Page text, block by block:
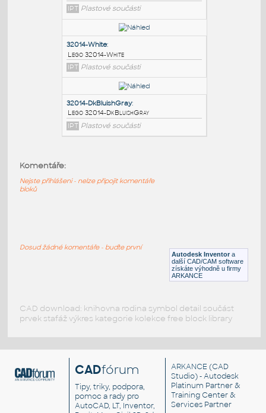
32014-Red:
Lego 32014-Red
IPT Plastové součásti
32014-Black:
Lego 32014-Black
IPT Plastové součásti
Lego 32014-White
Lego 32014-DkBluishGray
Autodesk Inventor a
další CAD/CAM software
získáte výhodně u firmy
ARKANCE
Komentáře:
Nejste přihlášeni - nelze připojit komentáře
bloků
Dosud žádné komentáře - buďte první
CAD download: knihovna rodina symbol detail součást
prvek stafáž výkres kategorie kolekce free block library
CADfórum
Tipy, triky, podpora,
pomoc a rady pro
AutoCAD, LT, Inventor,
ARKANCE (CAD
Studio) - Autodesk
Platinum Partner &
Training Center &
Services Partner